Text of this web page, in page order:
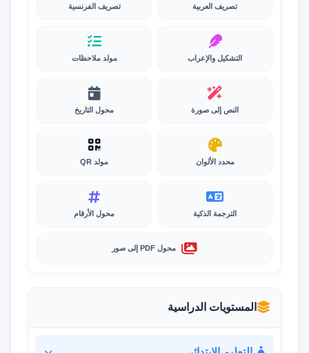
تصريف العربية تصريف الفرنسية
التشكيل والإعراب مولد ملاحظات
النص إلى صورة محول التاريخ
محدد الألوان مولد QR
الترجمة الذكية محول الأرقام
محول PDF إلى صور
المستويات الدراسية